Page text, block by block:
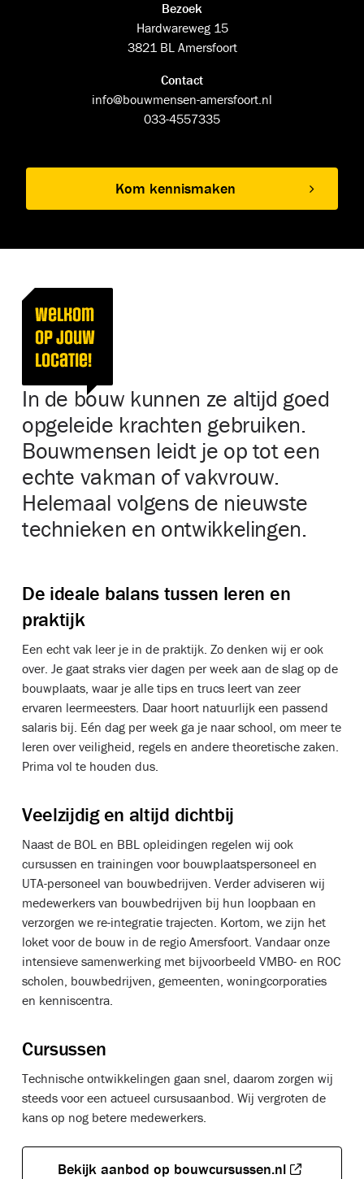
Bezoek
Hardwareweg 15
3821 BL Amersfoort
Contact
info@bouwmensen-amersfoort.nl
033-4557335
Kom kennismaken
In de bouw kunnen ze altijd goed
opgeleide krachten gebruiken.
Bouwmensen leidt je op tot een
echte vakman of vakvrouw.
Helemaal volgens de nieuwste
technieken en ontwikkelingen.
Welkom
op jouw
locatie!
De ideale balans tussen leren en
praktijk
Een echt vak leer je in de praktijk. Zo denken wij er ook
over. Je gaat straks vier dagen per week aan de slag op de
bouwplaats, waar je alle tips en trucs leert van zeer
ervaren leermeesters. Daar hoort natuurlijk een passend
salaris bij. Eén dag per week ga je naar school, om meer te
leren over veiligheid, regels en andere theoretische zaken.
Prima vol te houden dus.
Veelzijdig en altijd dichtbij
Naast de BOL en BBL opleidingen regelen wij ook
cursussen en trainingen voor bouwplaatspersoneel en
UTA-personeel van bouwbedrijven. Verder adviseren wij
medewerkers van bouwbedrijven bij hun loopbaan en
verzorgen we re-integratie trajecten. Kortom, we zijn het
loket voor de bouw in de regio Amersfoort. Vandaar onze
intensieve samenwerking met bijvoorbeeld VMBO- en ROC
scholen, bouwbedrijven, gemeenten, woningcorporaties
en kenniscentra.
Cursussen
Technische ontwikkelingen gaan snel, daarom zorgen wij
steeds voor een actueel cursusaanbod. Wij vergroten de
kans op nog betere medewerkers.
Bekijk aanbod op bouwcursussen.nl